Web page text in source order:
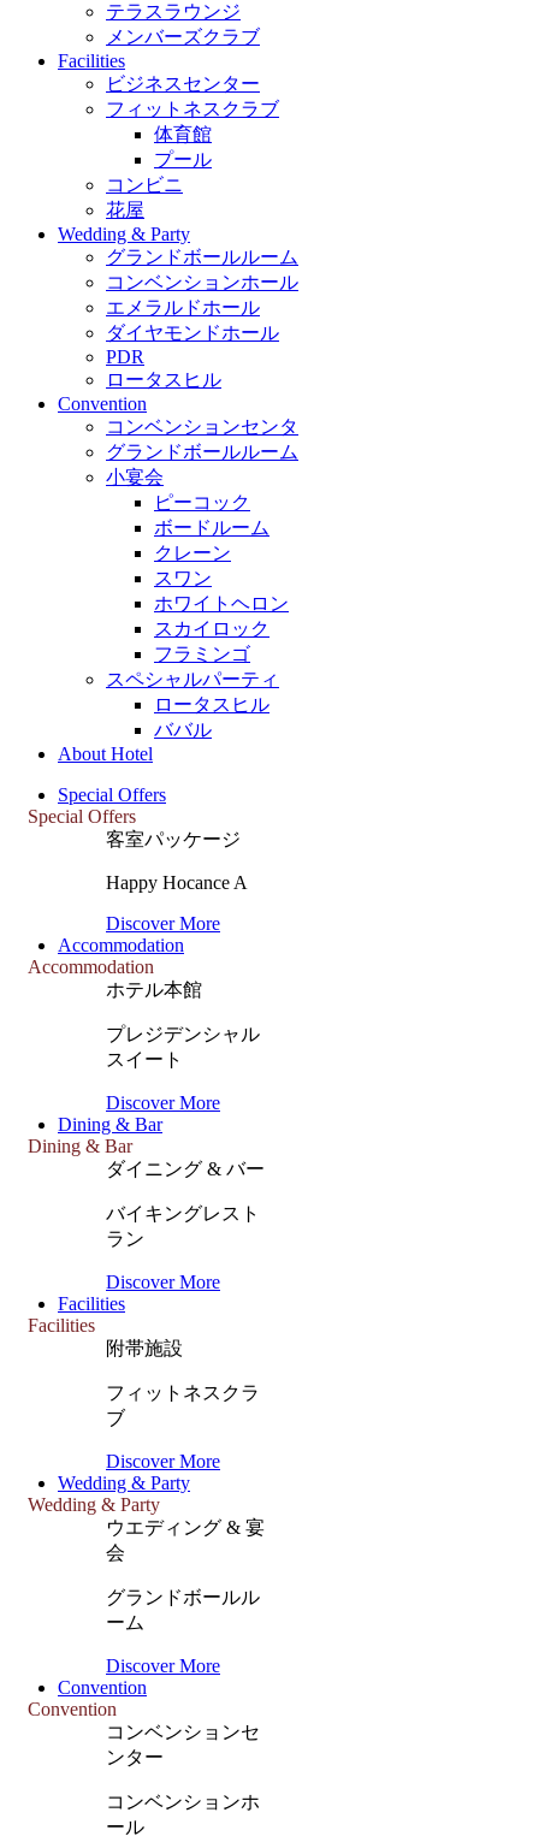
テラスラウンジ
メンバーズクラブ
Facilities
ビジネスセンター
フィットネスクラブ
体育館
プール
コンビニ
花屋
Wedding & Party
グランドボールルーム
コンベンションホール
エメラルドホール
ダイヤモンドホール
PDR
ロータスヒル
Convention
コンベンションセンタ
グランドボールルーム
小宴会
ピーコック
ボードルーム
クレーン
スワン
ホワイトヘロン
スカイロック
フラミンゴ
スペシャルパーティ
ロータスヒル
ババル
About Hotel
Special Offers
Special Offers
客室パッケージ
Happy Hocance A
Discover More
Accommodation
Accommodation
ホテル本館
プレジデンシャル
スイート
Discover More
Dining & Bar
Dining & Bar
ダイニング & バー
バイキングレスト
ラン
Discover More
Facilities
Facilities
附帯施設
フィットネスクラ
ブ
Discover More
Wedding & Party
Wedding & Party
ウエディング & 宴
会
グランドボールル
ーム
Discover More
Convention
Convention
コンベンションセ
ンター
コンベンションホ
ール